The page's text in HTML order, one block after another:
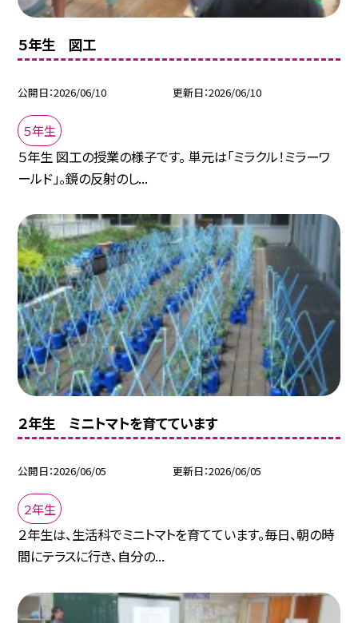
５年生 図工
公開日 2026/06/10 更新日 2026/06/10
５年生
５年生 図工の授業の様子です。 単元は「ミラクル！ミラーワ
ールド」。鏡の反射のし...
２年生 ミニトマトを育てています
公開日 2026/06/05 更新日 2026/06/05
２年生
２年生は、生活科でミニトマトを育てています。毎日、朝の時
間にテラスに行き、自分の...